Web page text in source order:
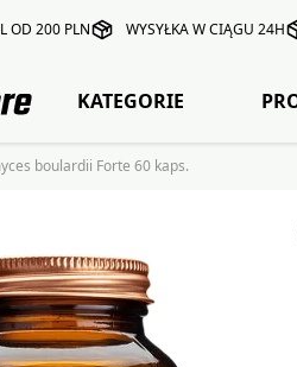
OD 200 PLN WYSYŁKA W CIĄGU 24H
KATEGORIE
boulardii Forte 60 kaps.